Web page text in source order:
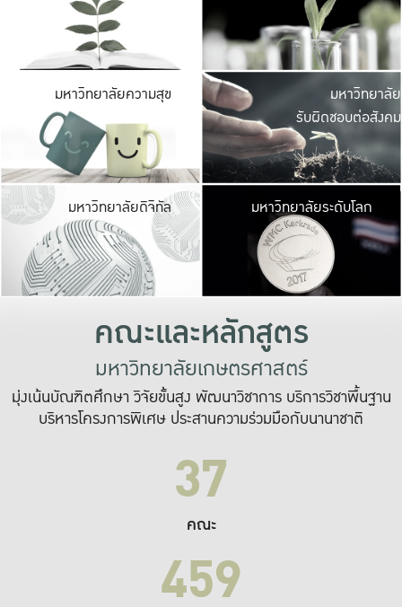
มีพื้นที่เขียวสดใส
เป็นป่าในเมือง เกษต
มหาวิทยาลัยความสุข มหาวิ
ค
เปิดประ
และพบเรื่องราวใ
มหาวิทยาลัย
รับผิดชอบต่อสังคม
มหาวิทยาลัยดิจิทัล มหาวิ
เปลี่ยนแปลง แล
เพื่อทำง
ระบบสารสนเทศ
มหาวิทยาลัยระดับโลก
คณะและหลักสูตร
มหาวิทยาลัยเกษตรศาสตร์
มุ่งเน้นบัณฑิตศึกษา วิจัยขั้นสูง พัฒนาวิชาการ บริการวิชาพื้นฐาน
บริหารโครงการพิเศษ ประสานความร่วมมือกับนานาชาติ
37
คณะ
459